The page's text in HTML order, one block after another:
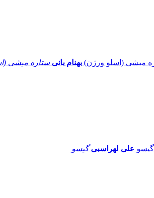
بهنام بانی ستاره میشی
علی لهراسبی گیسو